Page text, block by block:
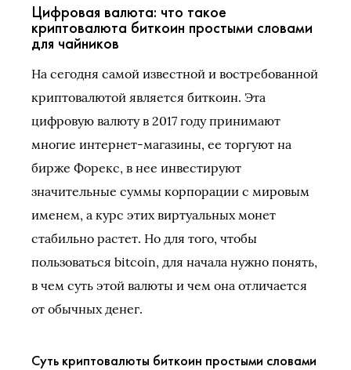
Цифровая валюта: что такое
криптовалюта биткоин простыми словами
для чайников
На сегодня самой известной и востребованной
криптовалютой является биткоин. Эта
цифровую валюту в 2017 году принимают
многие интернет-магазины, ее торгуют на
бирже Форекс, в нее инвестируют
значительные суммы корпорации с мировым
именем, а курс этих виртуальных монет
стабильно растет. Но для того, чтобы
пользоваться bitcoin, для начала нужно понять,
в чем суть этой валюты и чем она отличается
от обычных денег.
Суть криптовалюты биткоин простыми словами